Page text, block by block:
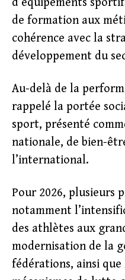
de formation aux
cohérence avec la
développement du
Au-delà de la
rappelé la portée
sport, présenté
nationale, de bien-
l’international.
Pour 2026, plusieurs
notamment
des athlètes aux
modernisation de la
fédérations, ainsi